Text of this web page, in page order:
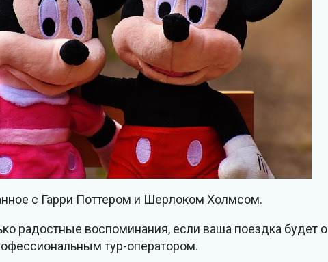
с Гарри Поттером и Шерлоком Холмсом.
радостные воспоминания, если ваша поездка будет
тур-оператором.